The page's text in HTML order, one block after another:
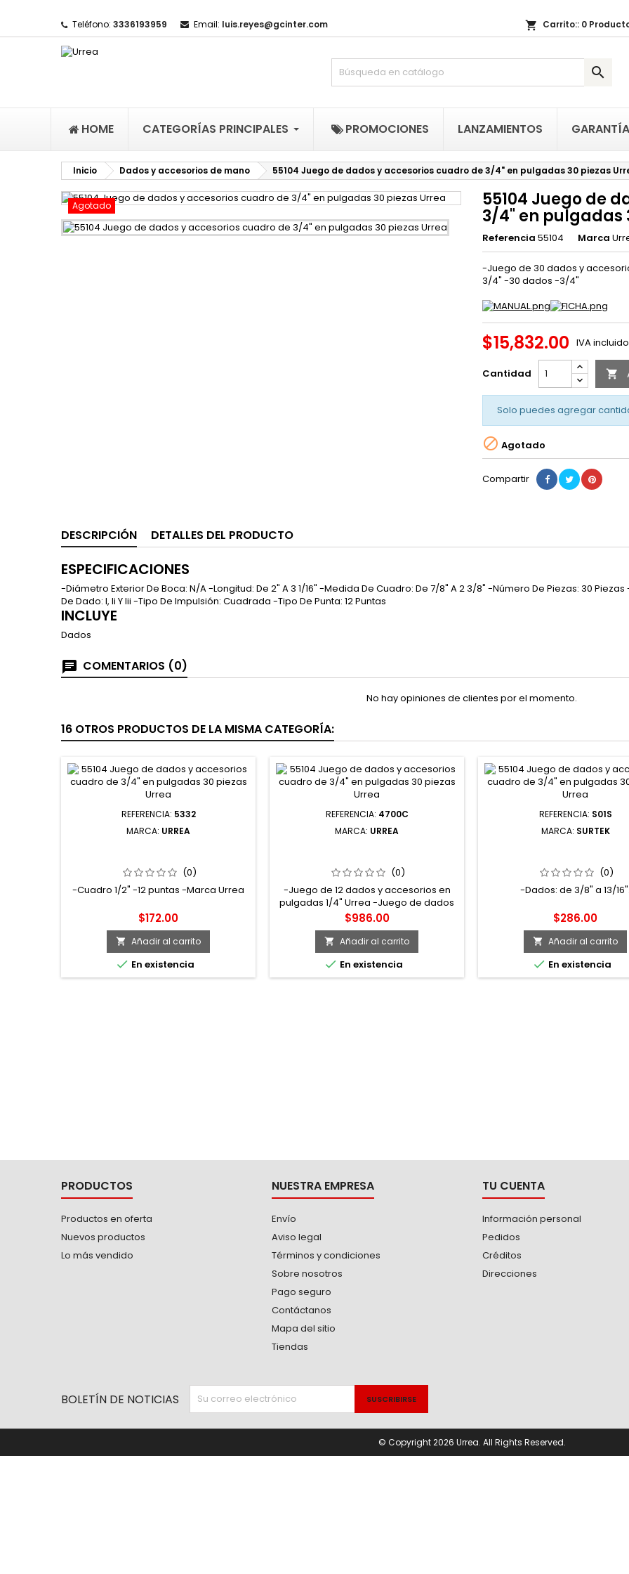
Teléfono: 3336193959 Email: luis.reyes@gcinter.com shopping_cart Carrito:: 0

HOME CATEGORÍAS PRINCIPALES PROMOCIONES LANZAMIENTOS
Inicio Dados y accesorios de mano 55104 Juego de dados y accesorios cuadro de 3/4" en pulgadas 30 piezas
Agotado 55104 Juego de
3/4" en pulgadas
Referencia 55104 Marca
-Juego de 30 dados y
3/4" -30 dados -3/4"
$15,832.00 IVA incluido
Cantidad 
Solo puedes agregar
 Agotado
Compartir
DESCRIPCIÓN DETALLES DEL PRODUCTO
ESPECIFICACIONES
-Diámetro Exterior De Boca: N/A -Longitud: De 2" A 3 1/16" -Medida De Cuadro: De 7/8" A 2 3/8" -Número De Piezas: 30
De Dado: I, Ii Y Iii -Tipo De Impulsión: Cuadrada -Tipo De Punta: 12 Puntas
INCLUYE
Dados
COMENTARIOS (0)
No hay opiniones de clientes por el momento.
16 OTROS PRODUCTOS DE LA MISMA CATEGORÍA:
REFERENCIA: 5332
MARCA: URREA
(0)
-Cuadro 1/2" -12 puntas -Marca Urrea
Precio
$172.00
 Añadir al carrito
 En existencia
REFERENCIA: 4700C
MARCA: URREA
PULGADAS 12 PIEZAS URREA
(0)
-Juego de 12 dados y accesorios en
pulgadas 1/4" Urrea -Juego de dados
en pulgadas 6 puntas con accesorios
cuadro 1/4" en caja metálica. -12
piezas.
Precio
$986.00
 Añadir al carrito
 En existencia
REFERENCIA: S01S
MARCA: SURTEK
PIEZAS SURTEK
(0)
-Dados: de 3/8" a 13/16".
Precio
$286.00
 Añadir al carrito
 En existencia
PRODUCTOS
Productos en oferta
Nuevos productos
Lo más vendido
NUESTRA EMPRESA
Envío
Aviso legal
Términos y condiciones
Sobre nosotros
Pago seguro
Contáctanos
Mapa del sitio
Tiendas
TU CUENTA
Información personal
Pedidos
Créditos
Direcciones
Mi lista de regalos
((title))
((label))
((cancelText))
Iniciar sesión
Debe iniciar sesión para guardar productos en su lista de deseos.
((loginText))
BOLETÍN DE NOTICIAS
© Copyright 2026 Urrea. All Rights Reserved.